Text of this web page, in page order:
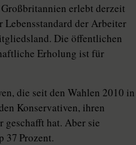
erlebt derzeit
der Arbeiter
Die öffentlichen
Erholung ist für
die seit den Wahlen 2010 in
Konservativen, ihren
geschafft hat. Aber sie
37 Prozent.